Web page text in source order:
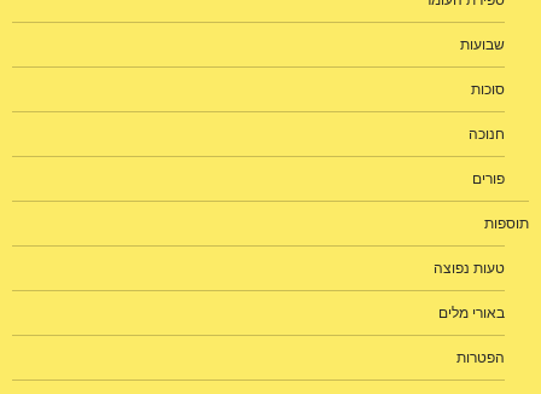
שבועות
סוכות
חנוכה
פורים
תוספות
טעות נפוצה
באורי מלים
הפטרות